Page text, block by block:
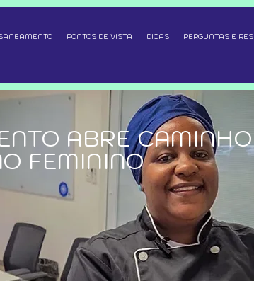
PONTOS DE VISTA DICAS PERGUNTAS E
ABRE
FEMININO